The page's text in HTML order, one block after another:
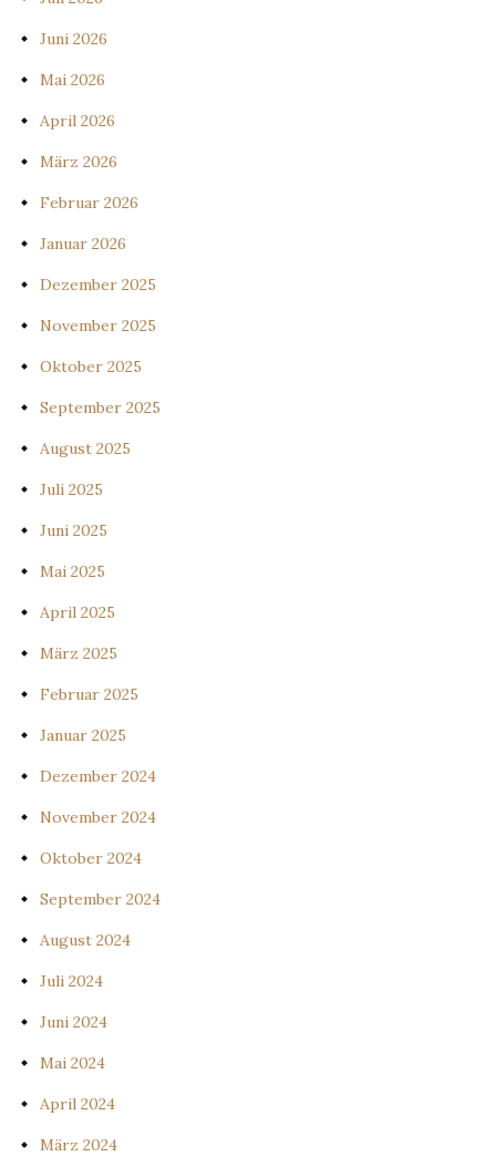
Juni 2026
Mai 2026
April 2026
März 2026
Februar 2026
Januar 2026
Dezember 2025
November 2025
Oktober 2025
September 2025
August 2025
Juli 2025
Juni 2025
Mai 2025
April 2025
März 2025
Februar 2025
Januar 2025
Dezember 2024
November 2024
Oktober 2024
September 2024
August 2024
Juli 2024
Juni 2024
Mai 2024
April 2024
März 2024